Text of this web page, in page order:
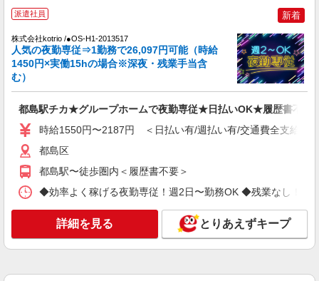
株式会社kotrio /●OS-H1-2015024
NEW
城北公園通駅★未経験OKの人間関係に悩ま
ない職場★サ高住STAFF
株式会社kotrio /●OS-H1-2103560
落ち着いた少人数環境/グループホームで暮ら
しの手伝い◆週3〜OK
都島区
派遣社員 新着
株式会社kotrio /●OS-H1-2013517
人気の夜勤専従⇒1勤務で26,097円可能（時給
1450円×実働15hの場合※深夜・残業手当含
む）
都島駅チカ★グループホームで夜勤専従★日払いOK★履歴書不要
時給1550円〜2187円 ＜日払い有/週払い有/交通費全支給(ガ
都島区
都島駅〜徒歩圏内＜履歴書不要＞
◆効率よく稼げる夜勤専従！週2日〜勤務OK ◆残業なし！朝
詳細を見る とりあえずキープ